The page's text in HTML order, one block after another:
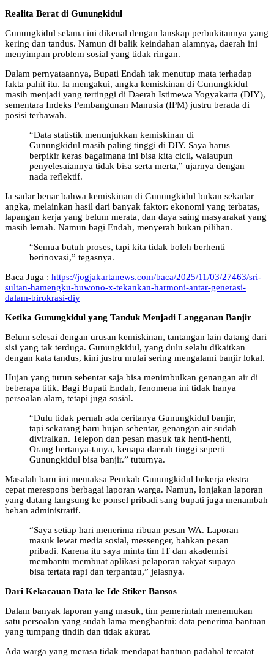
Realita Berat di Gunungkidul
Gunungkidul selama ini dikenal dengan lanskap perbukitannya yang
kering dan tandus. Namun di balik keindahan alamnya, daerah ini
menyimpan problem sosial yang tidak ringan.
Dalam pernyataannya, Bupati Endah tak menutup mata terhadap
fakta pahit itu. Ia mengakui, angka kemiskinan di Gunungkidul
masih menjadi yang tertinggi di Daerah Istimewa Yogyakarta (DIY),
sementara Indeks Pembangunan Manusia (IPM) justru berada di
posisi terbawah.
“Data statistik menunjukkan kemiskinan di
Gunungkidul masih paling tinggi di DIY. Saya harus
berpikir keras bagaimana ini bisa kita cicil, walaupun
penyelesaiannya tidak bisa serta merta,” ujarnya dengan
nada reflektif.
Ia sadar benar bahwa kemiskinan di Gunungkidul bukan sekadar
angka, melainkan hasil dari banyak faktor: ekonomi yang terbatas,
lapangan kerja yang belum merata, dan daya saing masyarakat yang
masih lemah. Namun bagi Endah, menyerah bukan pilihan.
“Semua butuh proses, tapi kita tidak boleh berhenti
berinovasi,” tegasnya.
Baca Juga : https://jogjakartanews.com/baca/2025/11/03/27463/sri-
sultan-hamengku-buwono-x-tekankan-harmoni-antar-generasi-
dalam-birokrasi-diy
Ketika Gunungkidul yang Tanduk Menjadi Langganan Banjir
Belum selesai dengan urusan kemiskinan, tantangan lain datang dari
sisi yang tak terduga. Gunungkidul, yang dulu selalu dikaitkan
dengan kata tandus, kini justru mulai sering mengalami banjir lokal.
Hujan yang turun sebentar saja bisa menimbulkan genangan air di
beberapa titik. Bagi Bupati Endah, fenomena ini tidak hanya
persoalan alam, tetapi juga sosial.
“Dulu tidak pernah ada ceritanya Gunungkidul banjir,
tapi sekarang baru hujan sebentar, genangan air sudah
diviralkan. Telepon dan pesan masuk tak henti-henti,
Orang bertanya-tanya, kenapa daerah tinggi seperti
Gunungkidul bisa banjir.” tuturnya.
Masalah baru ini memaksa Pemkab Gunungkidul bekerja ekstra
cepat merespons berbagai laporan warga. Namun, lonjakan laporan
yang datang langsung ke ponsel pribadi sang bupati juga menambah
beban administratif.
“Saya setiap hari menerima ribuan pesan WA. Laporan
masuk lewat media sosial, messenger, bahkan pesan
pribadi. Karena itu saya minta tim IT dan akademisi
membantu membuat aplikasi pelaporan rakyat supaya
bisa tertata rapi dan terpantau,” jelasnya.
Dari Kekacauan Data ke Ide Stiker Bansos
Dalam banyak laporan yang masuk, tim pemerintah menemukan
satu persoalan yang sudah lama menghantui: data penerima bantuan
yang tumpang tindih dan tidak akurat.
Ada warga yang merasa tidak mendapat bantuan padahal tercatat